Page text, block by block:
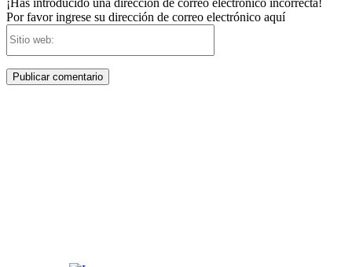
Por favor ingrese su dirección de correo electrónico aquí